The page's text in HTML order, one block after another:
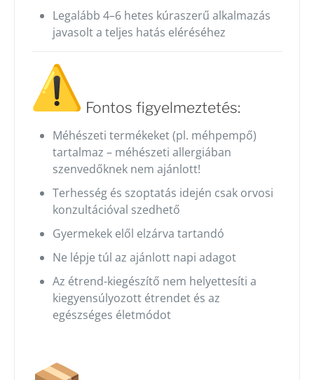
Legalább 4–6 hetes kúraszerű alkalmazás
javasolt a teljes hatás eléréséhez
Fontos figyelmeztetés:
Méhészeti termékeket (pl. méhpempő)
tartalmaz – méhészeti allergiában
szenvedőknek nem ajánlott!
Terhesség és szoptatás idején csak orvosi
konzultációval szedhető
Gyermekek elől elzárva tartandó
Ne lépje túl az ajánlott napi adagot
Az étrend-kiegészítő nem helyettesíti a
kiegyensúlyozott étrendet és az
egészséges életmódot